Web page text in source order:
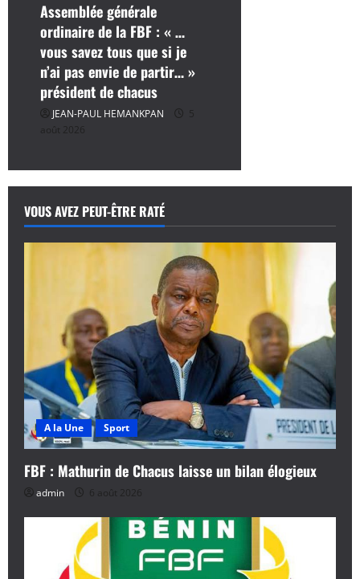
Assemblée générale
ordinaire de la FBF : « …
vous savez tous que si je
n’ai pas envie de partir… »
président de chacus
JEAN-PAUL HEMANKPAN
5
août 2026
VOUS AVEZ PEUT-ÊTRE RATÉ
A la Une Sport
FBF : Mathurin de Chacus laisse un bilan élogieux
admin 6 août 2026